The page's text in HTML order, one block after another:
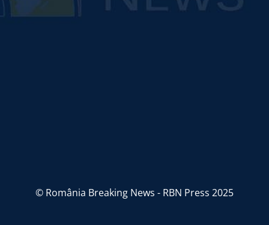
© România Breaking News - RBN Press 2025